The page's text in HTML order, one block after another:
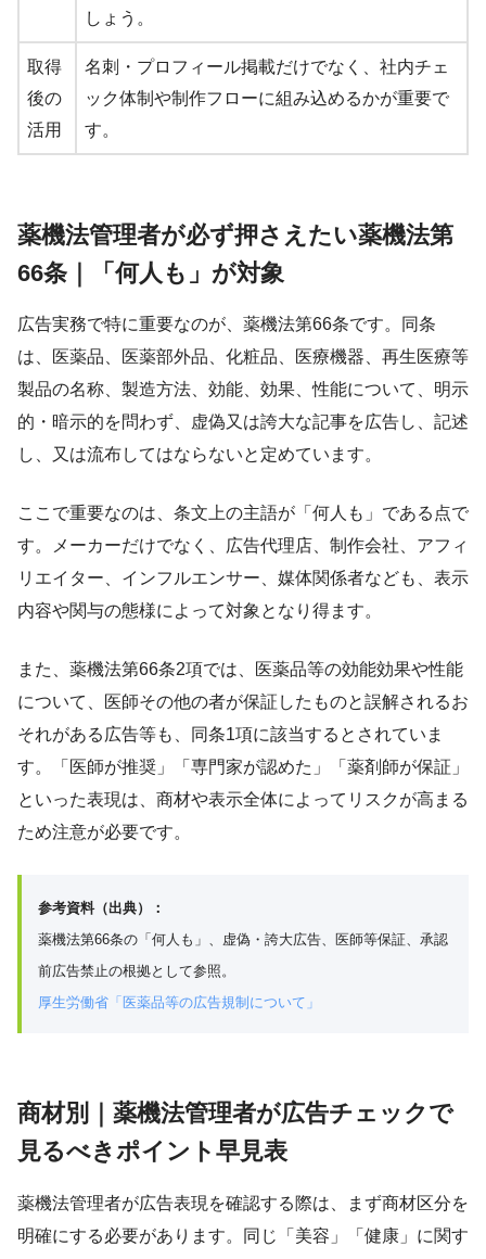
しょう。
取得
後の
活用
名刺・プロフィール掲載だけでなく、社内チェ
ック体制や制作フローに組み込めるかが重要で
す。
薬機法管理者が必ず押さえたい薬機法第
66条｜「何人も」が対象
広告実務で特に重要なのが、薬機法第66条です。同条
は、医薬品、医薬部外品、化粧品、医療機器、再生医療等
製品の名称、製造方法、効能、効果、性能について、明示
的・暗示的を問わず、虚偽又は誇大な記事を広告し、記述
し、又は流布してはならないと定めています。
ここで重要なのは、条文上の主語が「何人も」である点で
す。メーカーだけでなく、広告代理店、制作会社、アフィ
リエイター、インフルエンサー、媒体関係者なども、表示
内容や関与の態様によって対象となり得ます。
また、薬機法第66条2項では、医薬品等の効能効果や性能
について、医師その他の者が保証したものと誤解されるお
それがある広告等も、同条1項に該当するとされていま
す。「医師が推奨」「専門家が認めた」「薬剤師が保証」
といった表現は、商材や表示全体によってリスクが高まる
ため注意が必要です。
参考資料（出典）：
薬機法第66条の「何人も」、虚偽・誇大広告、医師等保証、承認
前広告禁止の根拠として参照。
厚生労働省「医薬品等の広告規制について」
商材別｜薬機法管理者が広告チェックで
見るべきポイント早見表
薬機法管理者が広告表現を確認する際は、まず商材区分を
明確にする必要があります。同じ「美容」「健康」に関す